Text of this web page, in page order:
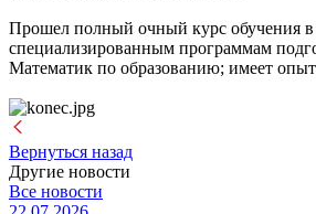
Прошел полный очный курс обучения
специализированным программам
Математик по образованию; имеет опыт
Вернуться назад
Другие новости
Все новости